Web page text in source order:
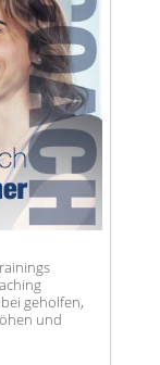
geholfen,
und